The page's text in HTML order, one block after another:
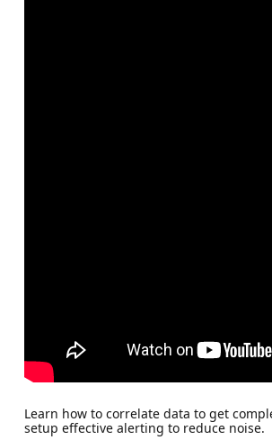
Learn how to correlate data to get
setup effective alerting to reduce noise.